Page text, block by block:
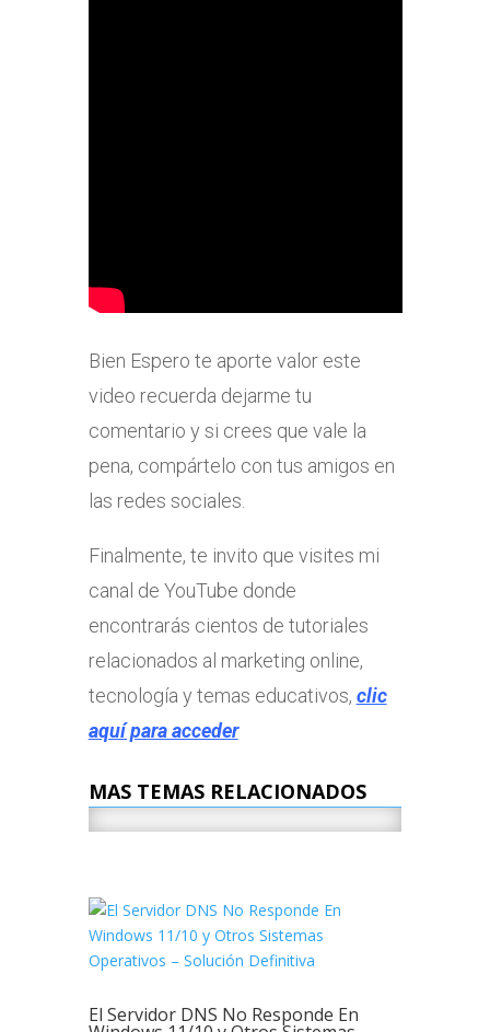
Bien Espero te aporte valor este
video recuerda dejarme tu
comentario y si crees que vale la
pena, compártelo con tus amigos en
las redes sociales.
Finalmente, te invito que visites mi
canal de YouTube donde
encontrarás cientos de tutoriales
relacionados al marketing online,
tecnología y temas educativos, clic
aquí para acceder
MAS TEMAS RELACIONADOS
El Servidor DNS No Responde En